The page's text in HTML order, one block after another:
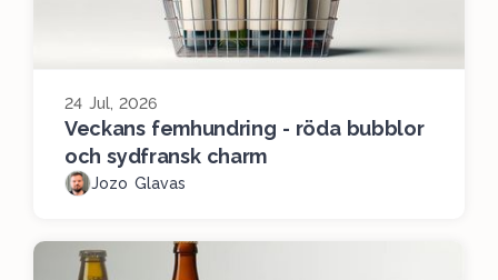
24 Jul, 2026
Veckans femhundring - röda bubblor
och sydfransk charm
Jozo Glavas